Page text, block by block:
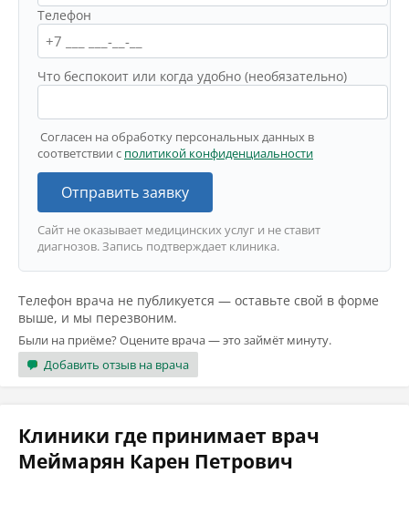
Телефон
Что беспокоит или когда удобно (необязательно)
Согласен на обработку персональных данных в
соответствии с политикой конфиденциальности
Отправить заявку
Сайт не оказывает медицинских услуг и не ставит
диагнозов. Запись подтверждает клиника.
Телефон врача не публикуется — оставьте свой в форме
выше, и мы перезвоним.
Были на приёме? Оцените врача — это займёт минуту.
Добавить отзыв на врача
Клиники где принимает врач
Меймарян Карен Петрович